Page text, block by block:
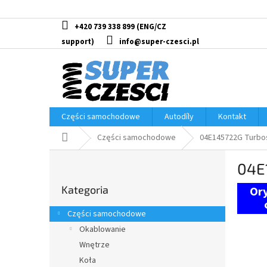
do
+420 739 338 899
info@super-czesci.pl
Części samochodowe Autodíly Kontakt
Home Części samochodowe 04E145722G
k
b
kategorie
Kategoria
Części samochodowe
Okablowanie
Wnętrze
Koła